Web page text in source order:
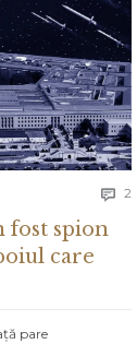
 2
fost spion
care
pare